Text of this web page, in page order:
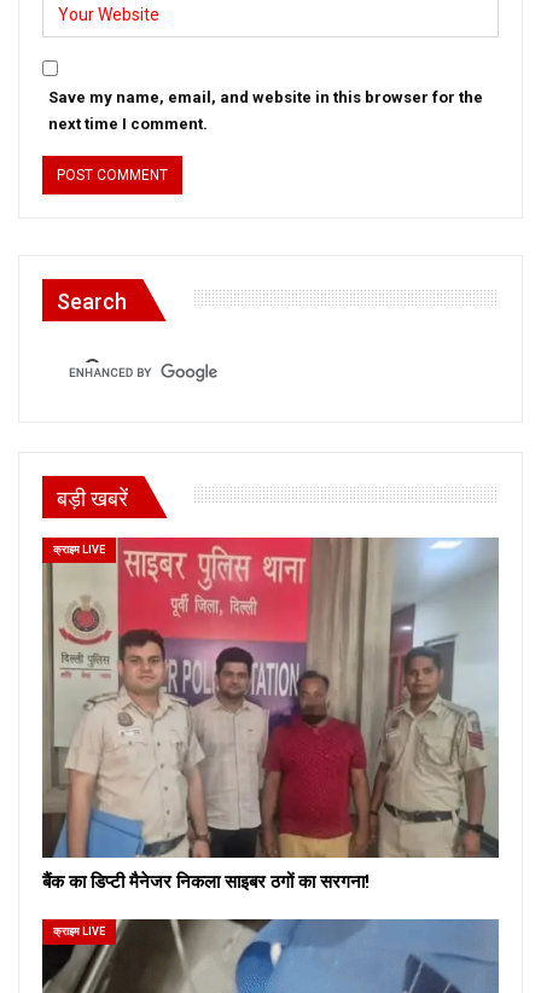
Save my name, email, and website in this browser for the
next time I comment.
Search
बड़ी खबरें
क्राइम LIVE
बैंक का डिप्टी मैनेजर निकला साइबर ठगों का सरगना!
क्राइम LIVE